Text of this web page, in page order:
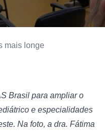
mais longe
Brasil para ampliar o
e especialidades
Na foto, a dra. Fátima